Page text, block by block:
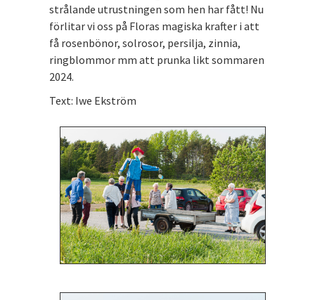
strålande utrustningen som hen har fått! Nu
förlitar vi oss på Floras magiska krafter i att
få rosenbönor, solrosor, persilja, zinnia,
ringblommor mm att prunka likt sommaren
2024.
Text: Iwe Ekström